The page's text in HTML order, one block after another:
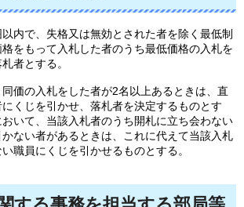
内で、失格又は無効とされた者を除く最低制
をもって入札した者のうち最低価格の入札を
者とする。
価の入札をした者が2名以上あるときは、直
くじを引かせ、落札者を決定するものとす
いて、当該入札者のうち開札に立ち会わない
ない者があるときは、これに代えて当該入札
職員にくじを引かせるものとする。